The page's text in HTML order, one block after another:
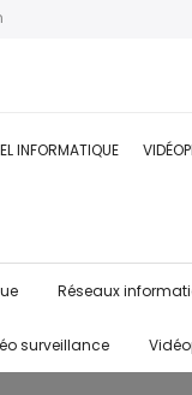
INFORMATIQUE
Réseaux
surveillance